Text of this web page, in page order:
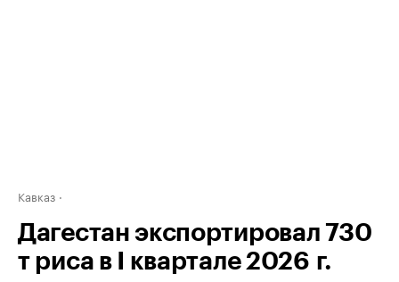
Кавказ
Дагестан экспортировал 730
т риса в I квартале 2026 г.